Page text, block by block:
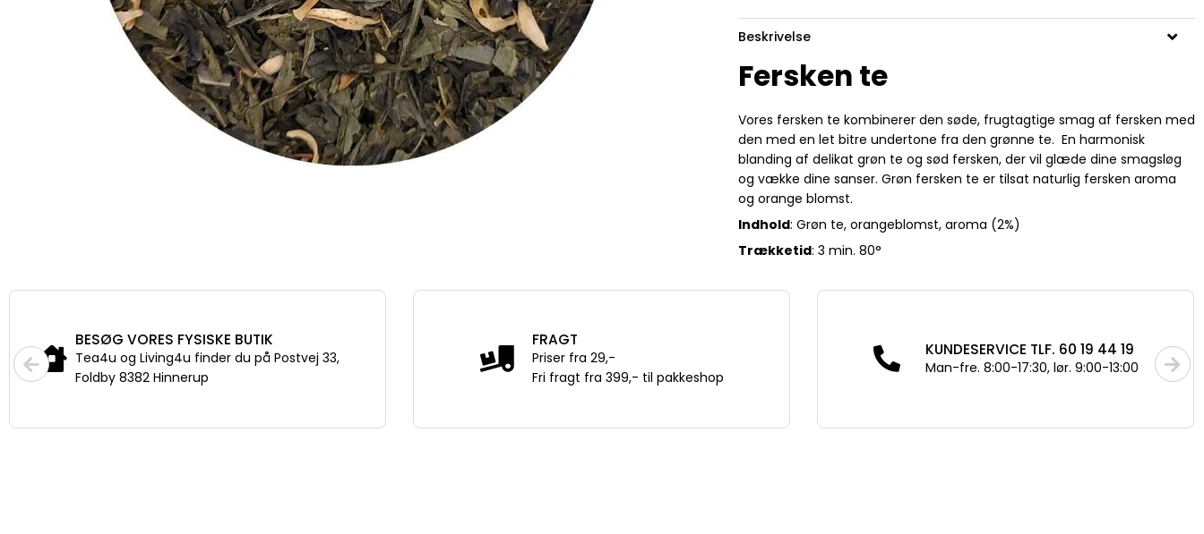
Beskrivelse
Fersken te
Vores fersken te kombinerer den søde, frugtagtige smag af fersken med
den med en let bitre undertone fra den grønne te. En harmonisk
blanding af delikat grøn te og sød fersken, der vil glæde dine smagsløg
og vække dine sanser. Grøn fersken te er tilsat naturlig fersken aroma
og orange blomst.
Indhold: Grøn te, orangeblomst, aroma (2%)
Trækketid: 3 min. 80°
BESØG VORES FYSISKE BUTIK
Tea4u og Living4u finder du på Postvej 33,
Foldby 8382 Hinnerup
FRAGT
Priser fra 29,-
Fri fragt fra 399,- til pakkeshop
KUNDESERVICE TLF. 60 19 44 19
Man-fre. 8:00-17:30, lør. 9:00-13:00